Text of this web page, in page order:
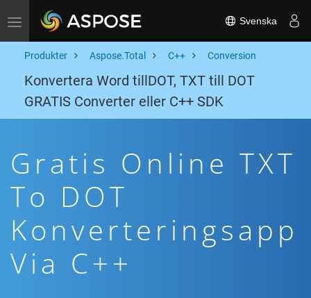
Toggle navigation Svenska
Produkter Aspose.Total C++ Conversion
Konvertera Word tillDOT, TXT till DOT
GRATIS Converter eller C++ SDK
Gratis Online TXT
To DOT
Konverteringsapp
Via C++